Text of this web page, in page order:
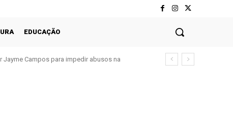
EDUCAÇÃO
Campos para impedir abusos na